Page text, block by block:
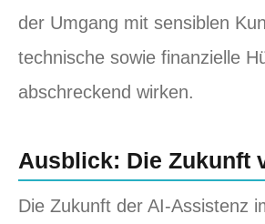
der Umgang mit sensiblen
technische sowie finanzielle
abschreckend wirken.
Ausblick: Die Zukunft
Die Zukunft der AI-Assistenz